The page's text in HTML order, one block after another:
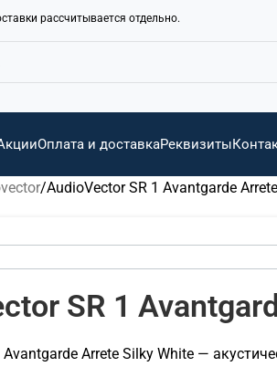
рассчитывается отдельно.
Оплата и доставкаРеквизиты
AudioVector SR 1 Avantgarde
SR 1
Avantgarde Arrete Silky White —